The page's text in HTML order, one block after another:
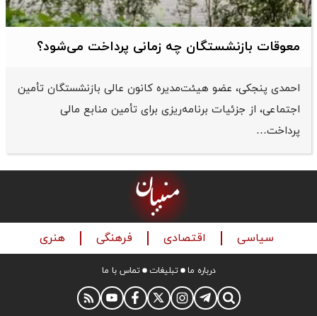
معوقات بازنشستگان چه زمانی پرداخت می‌شود؟
احمدی پنجکی، عضو هیئت‌مدیره کانون عالی بازنشستگان تأمین
اجتماعی، از جزئیات برنامه‌ریزی برای تأمین منابع مالی
پرداخت…
سیاسی اقتصادی فرهنگی هنری
درباره ما تبلیغات تماس با ما